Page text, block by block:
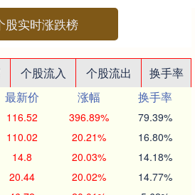
股实时涨跌榜
个股流入 个股流出
换手率
最新价 涨幅
换手率
116.52 396.89% 79.39%
110.02 20.21% 16.80%
14.8 20.03% 14.18%
20.44 20.02% 14.77%